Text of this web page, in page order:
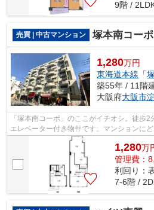
9階 /
売買 | 中古マンション 塚本南コーポ
1,280万円
東海道本線 「
築55年 / 11階
大阪府大阪市
「塚本南コーポ」のここがイチオシ。徒歩2
エレベーター付き物件です。マンションに
マンションなら事前に知れます。不動産...
1,280万
管理費：
利回り：
7-6階 /